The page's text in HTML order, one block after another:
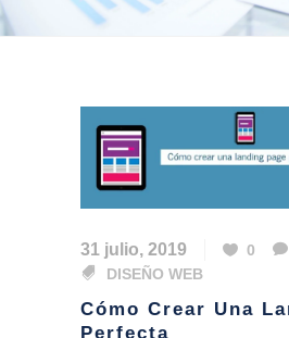
31 julio, 2019 0
DISEÑO WEB
Cómo Crear Una
Perfecta